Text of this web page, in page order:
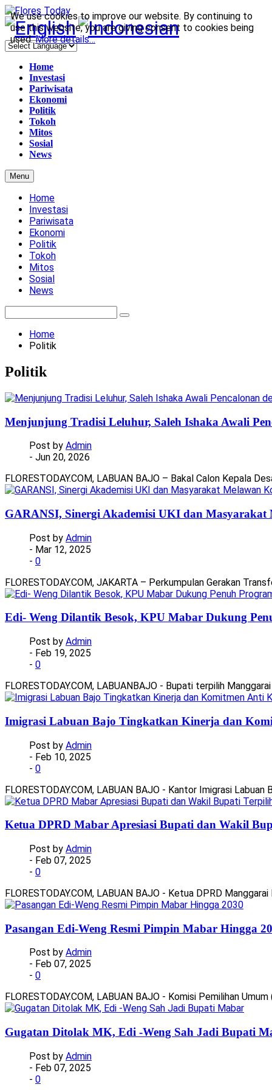
Home
Investasi
Pariwisata
Ekonomi
Politik
Tokoh
Mitos
Sosial
News
Menu
Home
Investasi
Pariwisata
Ekonomi
Politik
Tokoh
Mitos
Sosial
News
Home
Politik
Politik
Menjunjung Tradisi Leluhur, Saleh Ishaka Awali
Post by Admin
- Jun 20, 2026
FLORESTODAY.COM, LABUAN BAJO – Bakal Calon Kepala
GARANSI, Sinergi Akademisi UKI dan Masyarakat
Post by Admin
- Mar 12, 2025
- 0
FLORESTODAY.COM, JAKARTA – Perkumpulan Gerakan
Edi- Weng Dilantik Besok, KPU Mabar Dukung
Post by Admin
- Feb 19, 2025
- 0
FLORESTODAY.COM, LABUANBAJO - Bupati terpilih
Imigrasi Labuan Bajo Tingkatkan Kinerja dan
Post by Admin
- Feb 10, 2025
- 0
FLORESTODAY.COM, LABUAN BAJO - Kantor Imigrasi
Ketua DPRD Mabar Apresiasi Bupati dan Wakil
Post by Admin
- Feb 07, 2025
- 0
FLORESTODAY.COM, LABUAN BAJO - Ketua DPRD
Pasangan Edi-Weng Resmi Pimpin Mabar Hingga
Post by Admin
- Feb 07, 2025
- 0
FLORESTODAY.COM, LABUAN BAJO - Komisi Pemilihan
Gugatan Ditolak MK, Edi -Weng Sah Jadi Bupati
Post by Admin
- Feb 07, 2025
- 0
We use cookies to improve our website. By continuing to
use this website, you are giving consent to cookies being
used.More details…